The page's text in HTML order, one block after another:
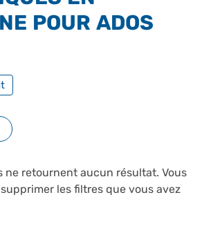
POUR ADOS
ne retournent aucun résultat. Vous
les filtres que vous avez